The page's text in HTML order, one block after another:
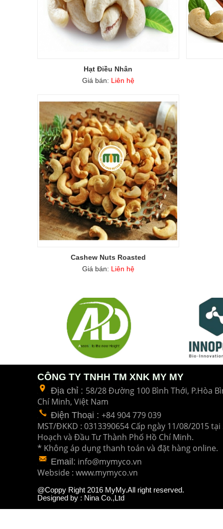
Hạt Điều Nhân
Giá bán: Liên hệ
Cashew Nuts Roasted
Giá bán: Liên hệ
CÔNG TY TNHH TM XNK MY MY
Địa chỉ : 58/28 Đường 100 Bình Thới, P.Hòa
Chí Minh, Việt Nam
Điện Thoại : +84 904 779 039
MST/ĐKKD : 0313390654 Cấp ngày 11/08/2015 tại
Hoạch và Đầu TưThành Phố Hồ Chí Minh.
* Không áp dụng thanh toán và đặt hàng online.
Email: info@mymyco.vn
Webside : www.mymyco.vn
@Coppy Right 2016 MyMy.All right reserved.
Designed by : Nina Co.,Ltd